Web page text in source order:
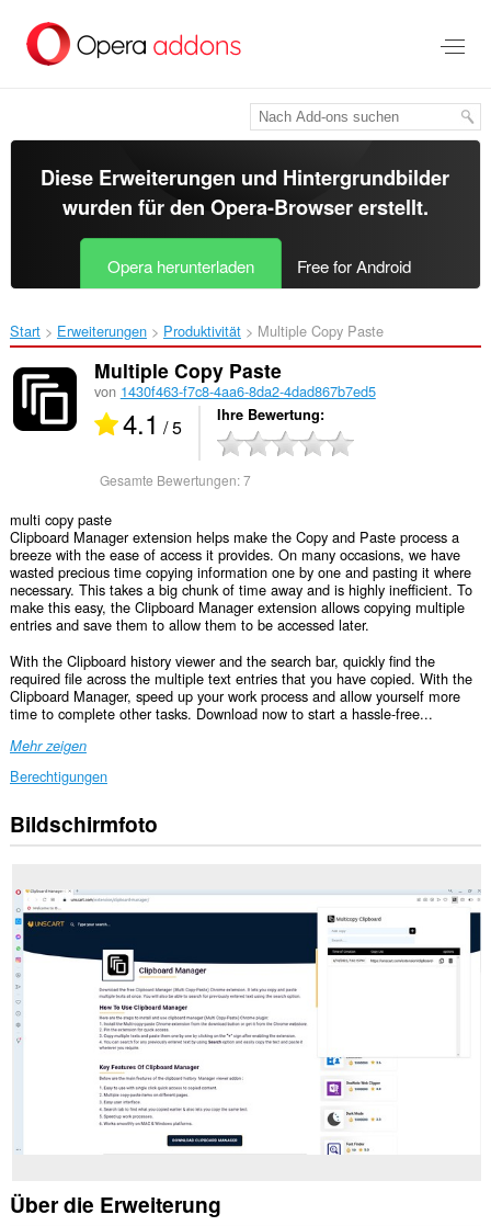
Hauptinhalt
springen
Diese Erweiterungen und Hintergrundbilder
wurden für den Opera-Browsererstellt.
Opera herunterladen Free for Android
Start Erweiterungen Produktivität Multiple Copy Paste‎
Multiple Copy Paste
von 1430f463-f7c8-4aa6-8da2-4dad867b7ed5
4.1 / 5 Ihre Bewertung
Gesamte Bewertungen:7
multi copy paste
Clipboard Manager extension helps make the Copy and Paste process a
breeze with the ease of access it provides. On many occasions, we have
wasted precious time copying information one by one and pasting it where
necessary. This takes a big chunk of time away and is highly inefficient. To
make this easy, the Clipboard Manager extension allows copying multiple
entries and save them to allow them to be accessed later.
With the Clipboard history viewer and the search bar, quickly find the
required file across the multiple text entries that you have copied. With the
Clipboard Manager, speed up your work process and allow yourself more
time to complete other tasks. Download now to start a hassle-free...
Mehr zeigen
Berechtigungen
Diese
Erweiterung
Ihre
Daten
auf
allen
Webseiten
zugreifen.
Bildschirmfoto
Über die Erweiterung